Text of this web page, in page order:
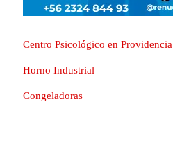
Centro Psicológico en Providencia
Horno Industrial
Congeladoras